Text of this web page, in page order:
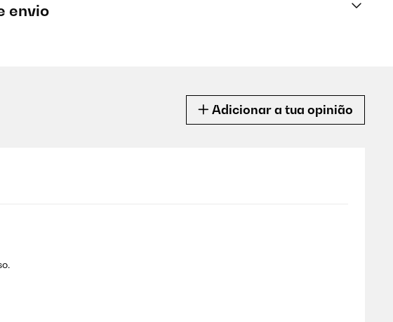
envio
Adicionar a tua opinião